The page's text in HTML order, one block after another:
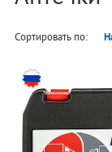
Сортировать по: